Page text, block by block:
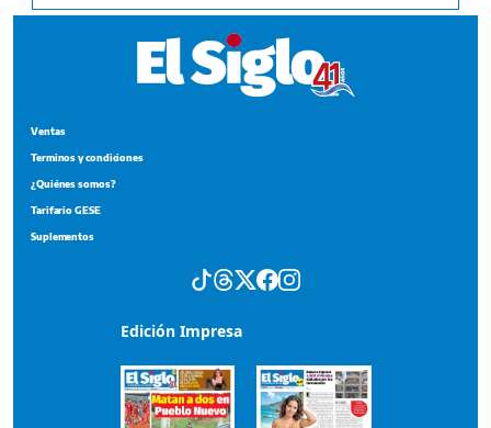
Ventas
Terminos y condiciones
¿Quiénes somos?
Tarifario GESE
Suplementos
Edición Impresa